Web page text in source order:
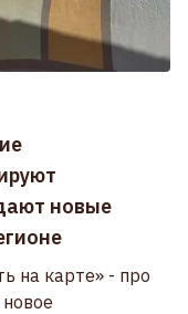
новые
на карте» - про